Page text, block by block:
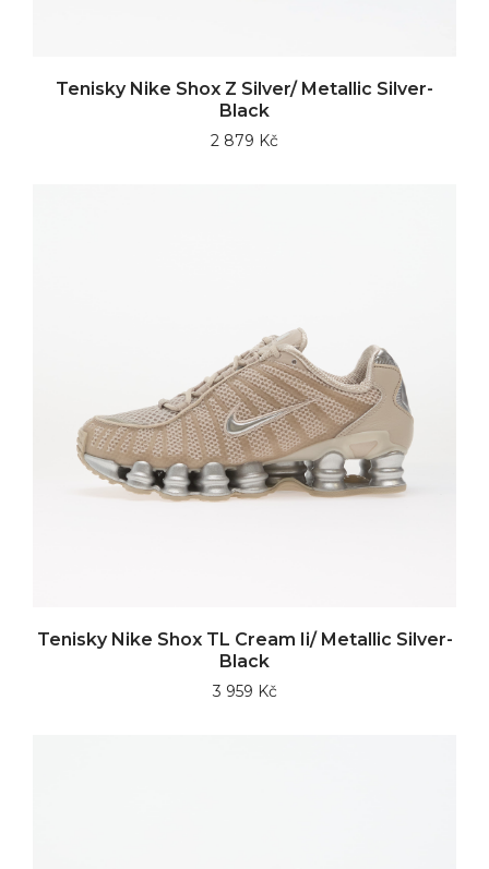
Tenisky Nike Shox Z Silver/ Metallic Silver-
Black
2 879 Kč
Tenisky Nike Shox TL Cream Ii/ Metallic Silver-
Black
3 959 Kč